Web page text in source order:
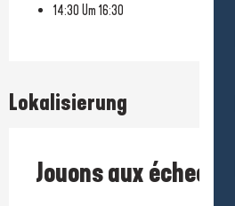
14:30 Um 16:30
Lokalisierung
Jouons aux échecs !